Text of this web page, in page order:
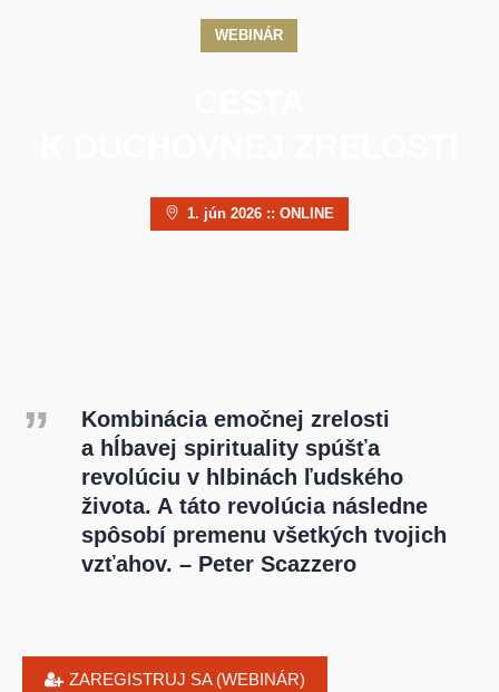
WEBINÁR
1. jún 2026 :: ONLINE
Kombinácia emočnej zrelosti
a hĺbavej spirituality spúšťa
revolúciu v hlbinách ľudského
života. A táto revolúcia následne
spôsobí premenu všetkých tvojich
vzťahov. – Peter Scazzero
ZAREGISTRUJ SA (WEBINÁR)